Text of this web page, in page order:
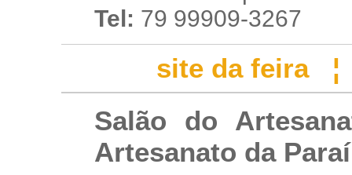
Tel: 79 99909-3267
site da feira
Salão do
Artesanato da